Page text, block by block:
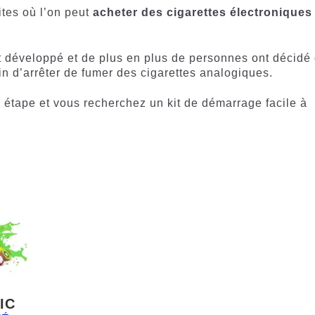
où l’on peutacheter des cigarettes électroniques
développé et de plus en plus de personnes ont décidé
d’arrêter de fumer des cigarettes analogiques.
et vous recherchez un kit de démarrage facile à